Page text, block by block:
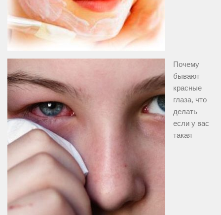
Почему
бывают
красные
глаза, что
делать
если у вас
такая